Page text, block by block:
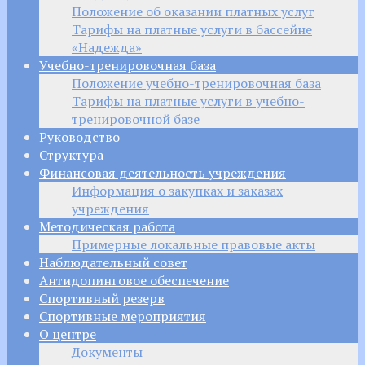
Положение об оказании платных услуг
Тарифы на платные услуги в бассейне
«Надежда»
Учебно-тренировочная база
Положение учебно-тренировочная база
Тарифы на платные услуги в учебно-
тренировочной базе
Руководство
Структура
Финансовая деятельность учреждения
Информация о закупках и заказах
учреждения
Методическая работа
Примерные локальные правовые акты
Наблюдательный совет
Антидопинговое обеспечение
Спортивный резерв
Спортивные мероприятия
О центре
Документы